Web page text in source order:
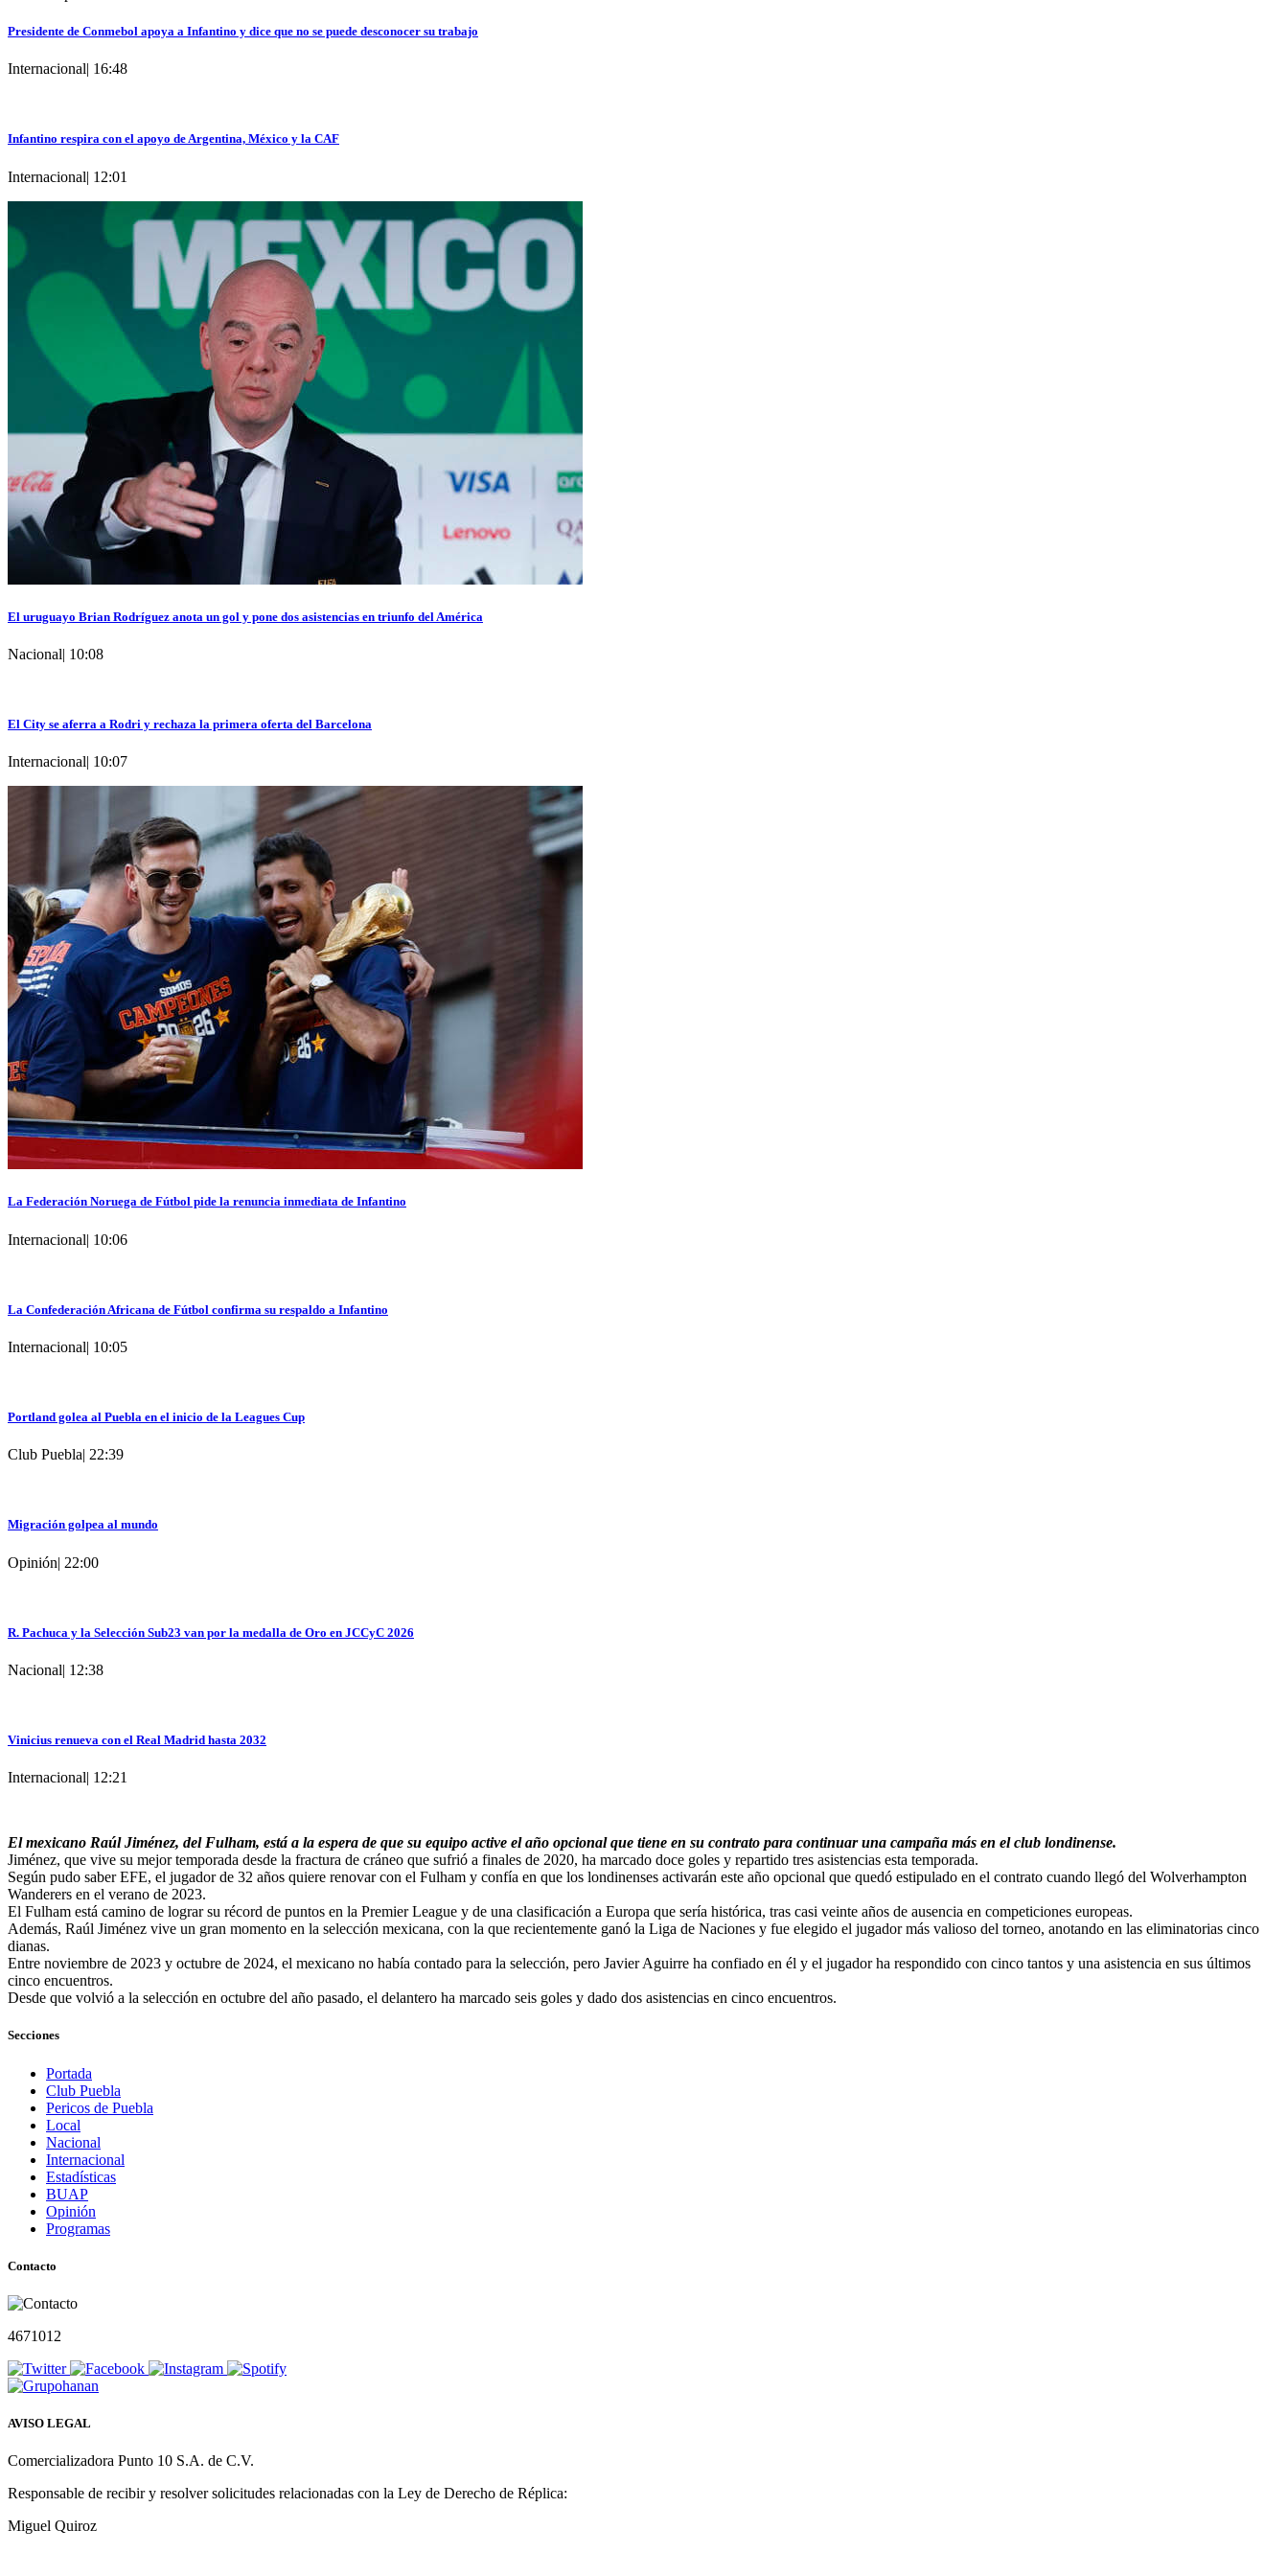
Presidente de Conmebol apoya a Infantino y dice que no se puede desconocer su trabajo
Internacional| 16:48
Infantino respira con el apoyo de Argentina, México y la CAF
Internacional| 12:01
El uruguayo Brian Rodríguez anota un gol y pone dos asistencias en triunfo del América
Nacional| 10:08
El City se aferra a Rodri y rechaza la primera oferta del Barcelona
Internacional| 10:07
La Federación Noruega de Fútbol pide la renuncia inmediata de Infantino
Internacional| 10:06
La Confederación Africana de Fútbol confirma su respaldo a Infantino
Internacional| 10:05
Portland golea al Puebla en el inicio de la Leagues Cup
Club Puebla| 22:39
Migración golpea al mundo
Opinión| 22:00
R. Pachuca y la Selección Sub23 van por la medalla de Oro en JCCyC 2026
Nacional| 12:38
Vinicius renueva con el Real Madrid hasta 2032
Internacional| 12:21
El mexicano Raúl Jiménez, del Fulham, está a la espera de que su equipo active el año opcional que tiene en su contrato para continuar una campaña más en el club londinense.
Jiménez, que vive su mejor temporada desde la fractura de cráneo que sufrió a finales de 2020, ha marcado doce goles y repartido tres asistencias esta temporada.
Según pudo saber EFE, el jugador de 32 años quiere renovar con el Fulham y confía en que los londinenses activarán este año opcional que quedó estipulado en el contrato cuando llegó del Wolverhampton
Wanderers en el verano de 2023.
El Fulham está camino de lograr su récord de puntos en la Premier League y de una clasificación a Europa que sería histórica, tras casi veinte años de ausencia en competiciones europeas.
Además, Raúl Jiménez vive un gran momento en la selección mexicana, con la que recientemente ganó la Liga de Naciones y fue elegido el jugador más valioso del torneo, anotando en las eliminatorias cinco
dianas.
Entre noviembre de 2023 y octubre de 2024, el mexicano no había contado para la selección, pero Javier Aguirre ha confiado en él y el jugador ha respondido con cinco tantos y una asistencia en sus últimos
cinco encuentros.
Desde que volvió a la selección en octubre del año pasado, el delantero ha marcado seis goles y dado dos asistencias en cinco encuentros.
Secciones
Portada
Club Puebla
Pericos de Puebla
Local
Nacional
Internacional
Estadísticas
BUAP
Opinión
Programas
Contacto
4671012
AVISO LEGAL
Comercializadora Punto 10 S.A. de C.V.
Responsable de recibir y resolver solicitudes relacionadas con la Ley de Derecho de Réplica:
Miguel Quiroz